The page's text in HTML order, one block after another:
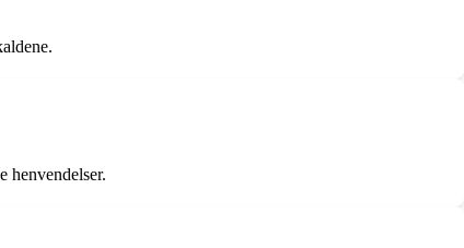
henvendelser.